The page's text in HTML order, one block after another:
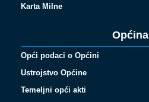
Karta Milne
Općina
Opći podaci o Općini
Ustrojstvo Općine
Temeljni opći akti